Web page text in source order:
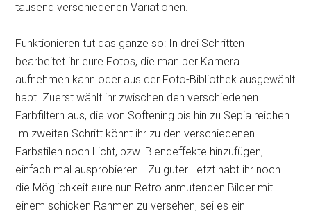
tausend verschiedenen Variationen.
Funktionieren tut das ganze so: In drei Schritten
bearbeitet ihr eure Fotos, die man per Kamera
aufnehmen kann oder aus der Foto-Bibliothek ausgewählt
habt. Zuerst wählt ihr zwischen den verschiedenen
Farbfiltern aus, die von Softening bis hin zu Sepia reichen.
Im zweiten Schritt könnt ihr zu den verschiedenen
Farbstilen noch Licht, bzw. Blendeffekte hinzufügen,
einfach mal ausprobieren… Zu guter Letzt habt ihr noch
die Möglichkeit eure nun Retro anmutenden Bilder mit
einem schicken Rahmen zu versehen, sei es ein